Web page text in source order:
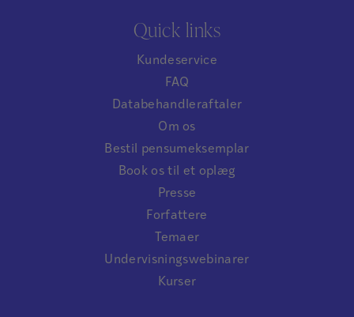
Quick links
Kundeservice
FAQ
Databehandleraftaler
Om os
Bestil pensumeksemplar
Book os til et oplæg
Presse
Forfattere
Temaer
Undervisningswebinarer
Kurser